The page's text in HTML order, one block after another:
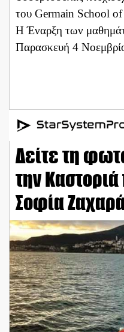
του Germain School
Η Έναρξη των
Παρασκευή 4
Δείτε τη
την
Σοφία